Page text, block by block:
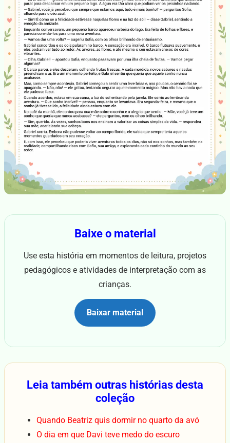
Baixe o material
Use esta história em momentos de leitura, projetos
pedagógicos e atividades de interpretação com as
crianças.
Baixar material
Leia também outras histórias desta
coleção
Quando Beatriz quis dormir no quarto da avó
O dia em que Davi teve medo do escuro